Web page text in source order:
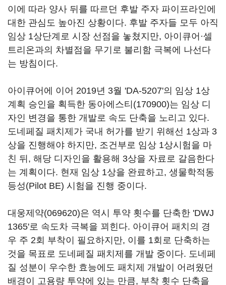
이에 따라 양사 뒤를 따르던 후발 주자 파이프라인에
대한 관심도 높아진 상황이다. 후발 주자들 모두 아직
임상 1상단계로 시장 선점을 놓쳤지만, 아이큐어·셀
트리온과의 차별점을 무기로 불리함 극복에 나선다
는 방침이다.
아이큐어에 이어 2019년 3월 'DA-5207'의 임상 1상
계획 승인을 획득한 동아에스티(170900)는 임상 디
자인 변경을 통한 개발로 속도 단축을 노리고 있다.
도네페질 패치제가 국내 허가를 받기 위해선 1상과 3
상을 진행해야 하지만, 조건부로 임상 1상시험을 마
친 뒤, 해당 디자인을 활용해 3상을 자료로 갈음한다
는 계획이다. 현재 임상 1상을 완료하고, 생물학적동
등성(Pilot BE) 시험을 진행 중이다.
대웅제약(069620)은 역시 투약 횟수를 단축한 'DWJ
1365'로 속도차 극복을 꾀힌다. 아이큐어 패치의 경
우 주 2회 부착이 필요하지만, 이를 1회로 단축하는
것을 목표로 도네페질 패치제를 개발 중이다. 도네페
질 성분이 우수한 효능에도 패치제 개발이 어려웠던
배경이 고용량 투약에 있는 만큼, 부착 횟수 단축을